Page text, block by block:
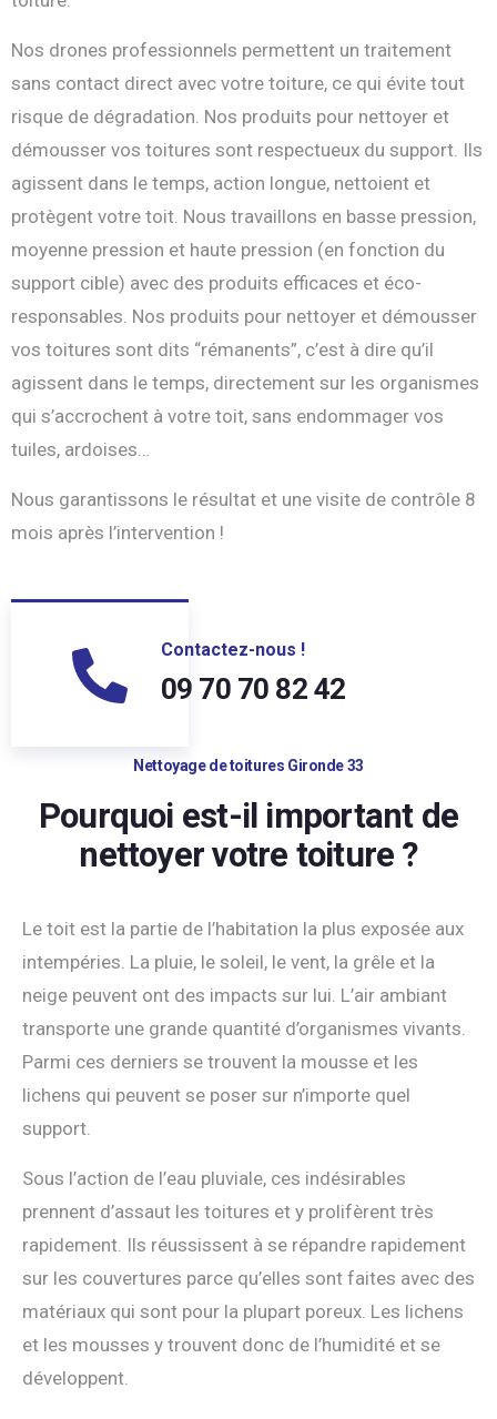
Nos drones professionnels permettent un traitement
sans contact direct avec votre toiture, ce qui évite tout
risque de dégradation. Nos produits pour nettoyer et
démousser vos toitures sont respectueux du support. Ils
agissent dans le temps, action longue, nettoient et
protègent votre toit. Nous travaillons en basse pression,
moyenne pression et haute pression (en fonction du
support cible) avec des produits efficaces et éco-
responsables. Nos produits pour nettoyer et démousser
vos toitures sont dits “rémanents”, c’est à dire qu’il
agissent dans le temps, directement sur les organismes
qui s’accrochent à votre toit, sans endommager vos
tuiles, ardoises…
Nous garantissons le résultat et une visite de contrôle 8
mois après l’intervention !
Contactez-nous !
09 70 70 82 42
Nettoyage de toitures Gironde 33
Pourquoi est-il important de
nettoyer votre toiture ?
Le toit est la partie de l’habitation la plus exposée aux
intempéries. La pluie, le soleil, le vent, la grêle et la
neige peuvent ont des impacts sur lui. L’air ambiant
transporte une grande quantité d’organismes vivants.
Parmi ces derniers se trouvent la mousse et les
lichens qui peuvent se poser sur n’importe quel
support.
Sous l’action de l’eau pluviale, ces indésirables
prennent d’assaut les toitures et y prolifèrent très
rapidement. Ils réussissent à se répandre rapidement
sur les couvertures parce qu’elles sont faites avec des
matériaux qui sont pour la plupart poreux. Les lichens
et les mousses y trouvent donc de l’humidité et se
développent.